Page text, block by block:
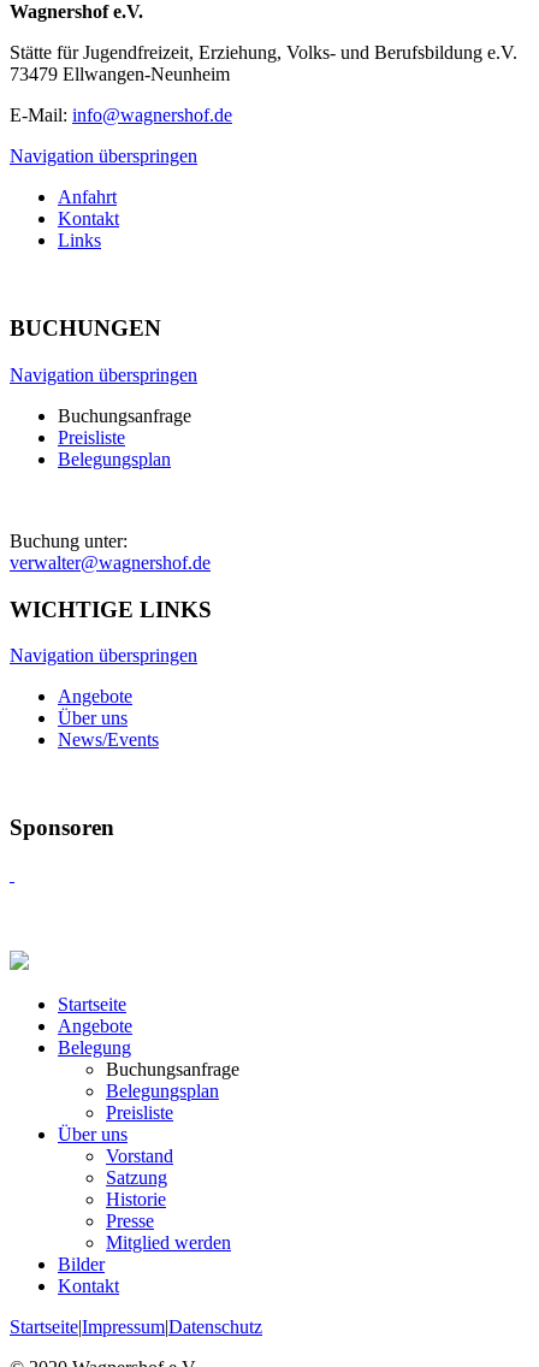
Wagnershof e.V.
Stätte für Jugendfreizeit, Erziehung, Volks- und Berufsbildung e.V.
73479 Ellwangen-Neunheim
E-Mail: info@wagnershof.de
Navigation überspringen
Anfahrt
Kontakt
Links
BUCHUNGEN
Navigation überspringen
Buchungsanfrage
Preisliste
Belegungsplan
Buchung unter:
verwalter@wagnershof.de
WICHTIGE LINKS
Navigation überspringen
Angebote
Über uns
News/Events
Sponsoren
Startseite
Angebote
Belegung
Buchungsanfrage
Belegungsplan
Preisliste
Über uns
Vorstand
Satzung
Historie
Presse
Mitglied werden
Bilder
Kontakt
Startseite|Impressum|Datenschutz